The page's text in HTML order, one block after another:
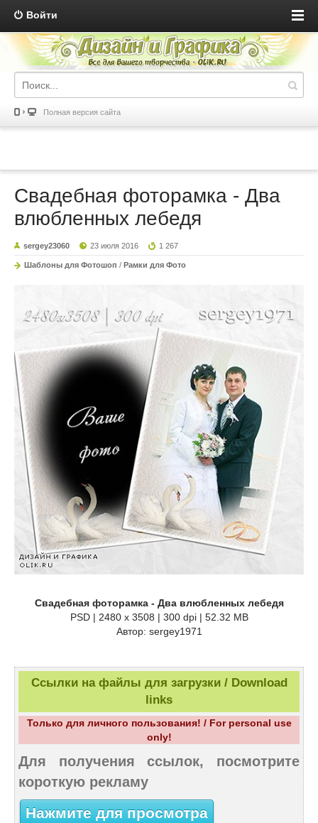
Войти
Полная версия сайта
Свадебная фоторамка - Два
влюбленных лебедя
sergey23060 23 июля 2016 1 267
Шаблоны для Фотошоп / Рамки для Фото
Свадебная фоторамка - Два влюбленных лебедя
PSD | 2480 x 3508 | 300 dpi | 52.32 MB
Автор: sergey1971
Ссылки на файлы для загрузки / Download
links
Только для личного пользования! / For personal use
only!
Для получения ссылок, посмотрите
короткую рекламу
Нажмите для просмотра